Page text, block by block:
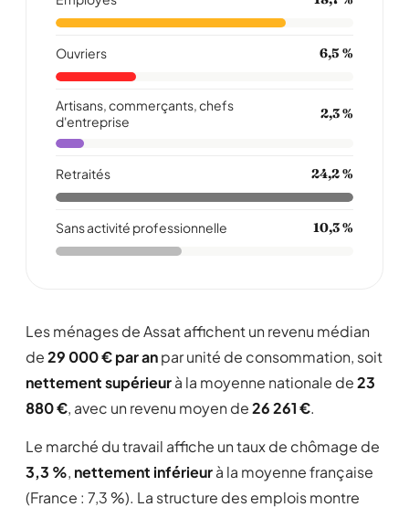
Ouvriers 6,5 %
Artisans, commerçants, chefs
d'entreprise
2,3 %
Retraités 24,2 %
Sans activité professionnelle 10,3 %
Les ménages de Assat affichent un revenu médian
de29 000 € par anpar unité de consommation, soit
nettement supérieurà la moyenne nationale de23
880 €, avec un revenu moyen de26 261 €.
Le marché du travail affiche un taux de chômage de
3,3 %, nettement inférieurà la moyenne française
(France : 7,3 %). La structure des emplois montre